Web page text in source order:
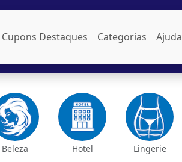
Cupons Destaques Categorias Ajuda
Beleza Hotel Lingerie